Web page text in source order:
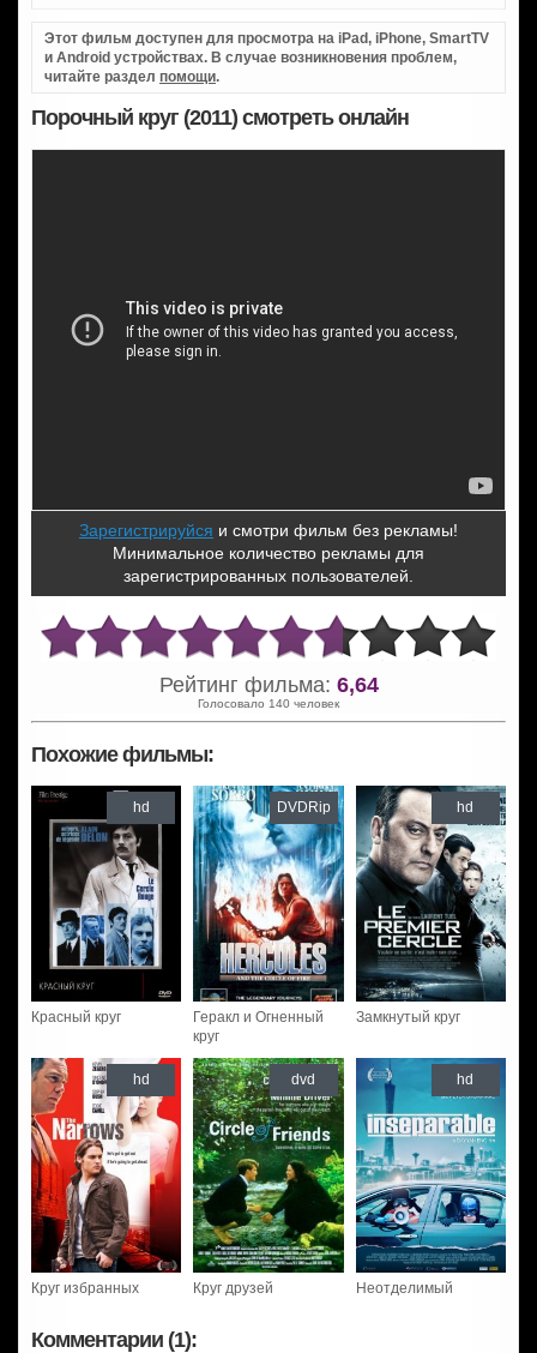
Этот фильм доступен для просмотра на iPad, iPhone, SmartTV
и Android устройствах. В случае возникновения проблем,
читайте раздел помощи.
Порочный круг (2011) смотреть онлайн
Зарегистрируйся и смотри фильм без рекламы!
Минимальное количество рекламы для
зарегистрированных пользователей.
Рейтинг фильма: 6,64
Голосовало 140 человек
Похожие фильмы:
Красный круг
hd
Геракл и Огненный
круг
DVDRip
Замкнутый круг
hd
Круг избранных
hd
Круг друзей
dvd
Неотделимый
hd
Комментарии (1):